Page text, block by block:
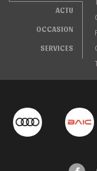
ACTU
OCCASION
SERVICES